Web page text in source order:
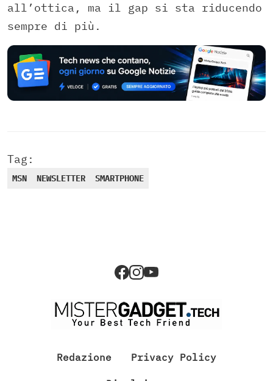
all’ottica, ma il gap si sta riducendo
sempre di più.
Tag:
MSN NEWSLETTER SMARTPHONE
Redazione Privacy Policy